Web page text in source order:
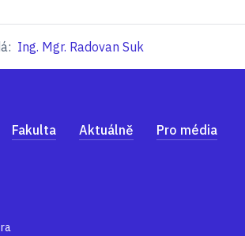
Ing. Mgr. Radovan Suk
Fakulta Aktuálně
Pro média